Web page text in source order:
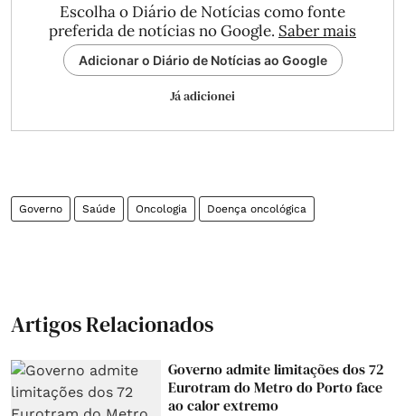
Escolha o Diário de Notícias como fonte
preferida de notícias no Google. Saber mais
Adicionar o Diário de Notícias ao Google
Já adicionei
Governo Saúde Oncologia Doença oncológica
Artigos Relacionados
Governo admite limitações dos 72
Eurotram do Metro do Porto face
ao calor extremo